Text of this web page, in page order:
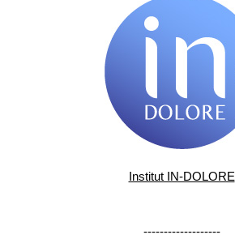
Institut IN-DOLORE
-------------------